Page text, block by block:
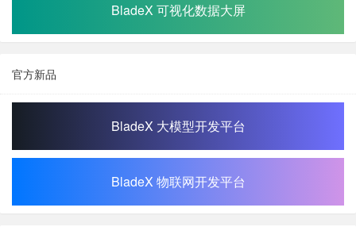
BladeX 可视化数据大屏
官方新品
BladeX 大模型开发平台
BladeX 物联网开发平台